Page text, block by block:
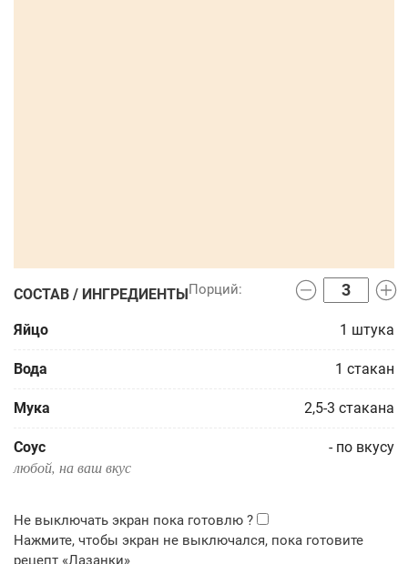
СОСТАВ / ИНГРЕДИЕНТЫ
Яйцо 1 штука
Вода 1 стакан
Мука 2,5-3 стакана
Соус - по вкусу
любой, на ваш вкус